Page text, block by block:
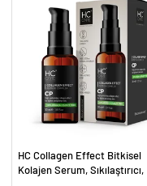
HC Collagen Effect Bitkisel
Kolajen Serum, Sıkılaştırıcı,